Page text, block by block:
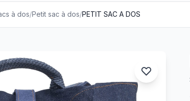
à dos/Petit sac à dos/PETIT SAC A DOS